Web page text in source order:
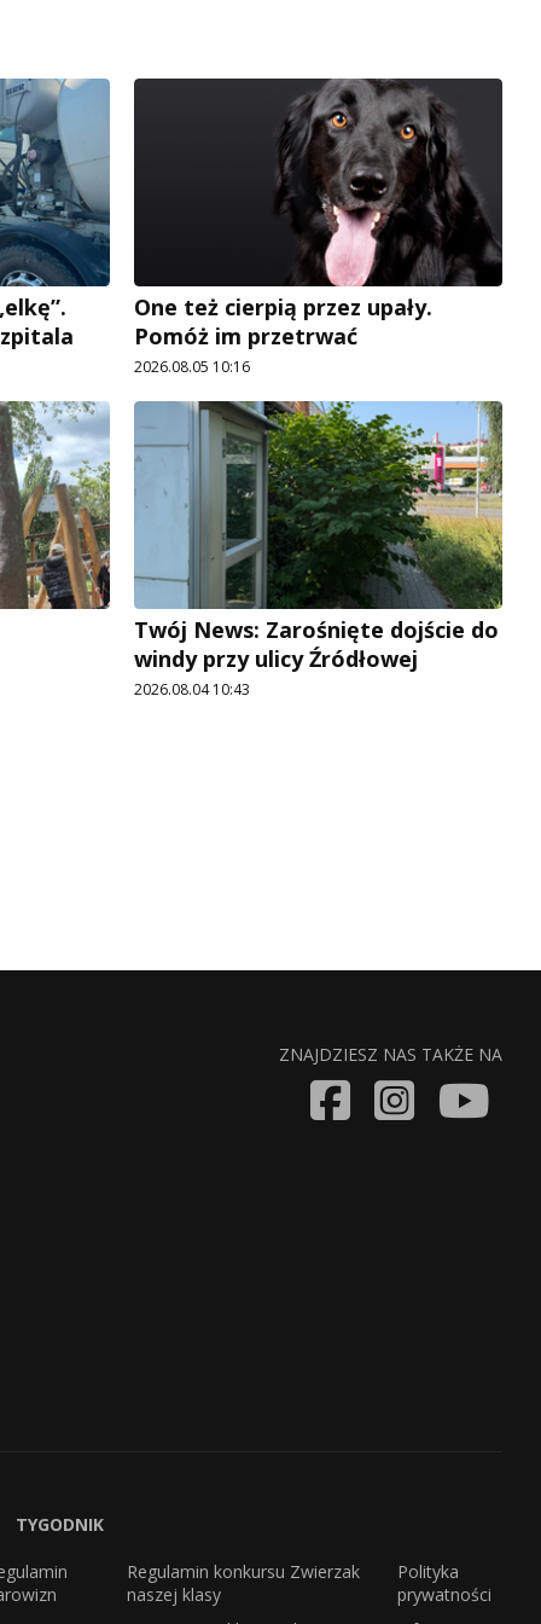
One też cierpią przez upały.
Pomóż im przetrwać
2026.08.05 10:16
Twój News: Zarośnięte dojście do
windy przy ulicy Źródłowej
2026.08.04 10:43
ZNAJDZIESZ NAS TAKŻE NA
TYGODNIK
Regulamin konkursu Zwierzak
naszej klasy
Polityka
prywatności